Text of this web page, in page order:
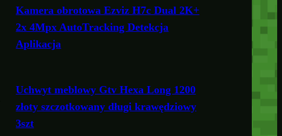
Kamera obrotowa Ezviz H7c Dual 2K+
2x 4Mpx AutoTracking Detekcja
Aplikacja
Uchwyt meblowy Gtv Hexa Long 1200
złoty szczotkowany długi krawędziowy
3szt